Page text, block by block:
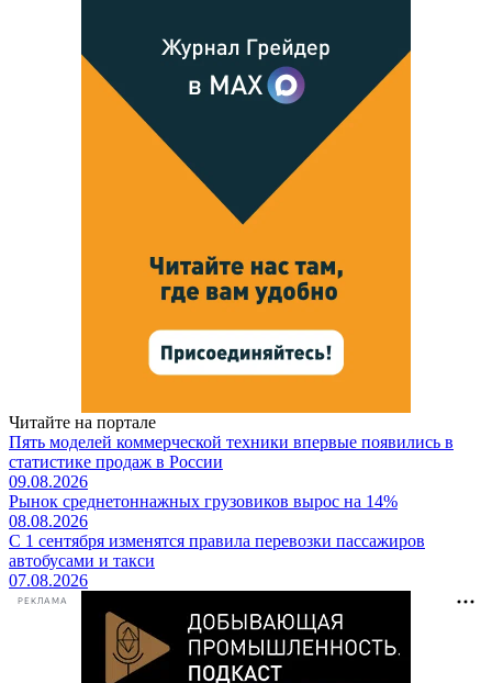
Читайте на портале
Пять моделей коммерческой техники впервые появились в
статистике продаж в России
09.08.2026
Рынок среднетоннажных грузовиков вырос на 14%
08.08.2026
С 1 сентября изменятся правила перевозки пассажиров
автобусами и такси
07.08.2026
РЕКЛАМА